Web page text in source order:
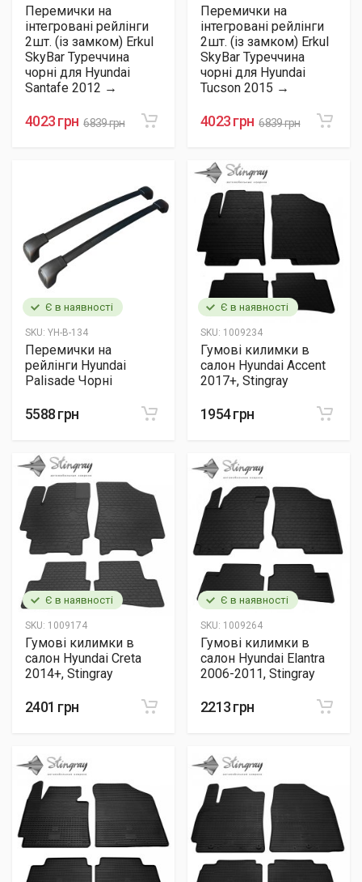
Перемички на
інтегровані рейлінги
2шт. (із замком) Erkul
SkyBar Туреччина
чорні для Hyundai
Santafe 2012 →
4023 грн 6839 грн
Перемички на
інтегровані рейлінги
2шт. (із замком) Erkul
SkyBar Туреччина
чорні для Hyundai
Tucson 2015 →
4023 грн 6839 грн
Є в наявності
SKU: YH-B-134
Перемички на
рейлінги Hyundai
Palisade Чорні
5588 грн
Є в наявності
SKU: 1009234
Гумові килимки в
салон Hyundai Accent
2017+, Stingray
1954 грн
Є в наявності
SKU: 1009174
Гумові килимки в
салон Hyundai Creta
2014+, Stingray
2401 грн
Є в наявності
SKU: 1009264
Гумові килимки в
салон Hyundai Elantra
2006-2011, Stingray
2213 грн